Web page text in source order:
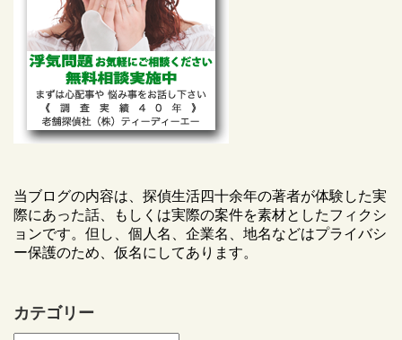
当ブログの内容は、探偵生活四十余年の著者が体験した実
際にあった話、もしくは実際の案件を素材としたフィクシ
ョンです。但し、個人名、企業名、地名などはプライバシ
ー保護のため、仮名にしてあります。
カテゴリー